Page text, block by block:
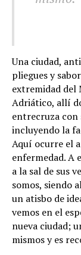
Una ciudad,
pliegues y
extremidad del
Adriático, allí
entrecruza con
incluyendo la
Aquí ocurre el
enfermedad. A
a la sal de sus
somos, siendo
un atisbo de
vemos en el
nueva ciudad;
mismos y es